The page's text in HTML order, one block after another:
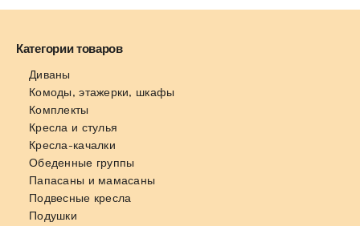
Категории товаров
Диваны
Комоды, этажерки, шкафы
Комплекты
Кресла и стулья
Кресла-качалки
Обеденные группы
Папасаны и мамасаны
Подвесные кресла
Подушки